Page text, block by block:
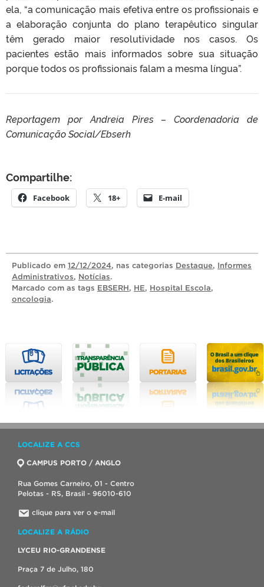
ela, “a comunicação mais efetiva entre os profissionais e
a elaboração conjunta do plano terapêutico singular
têm gerado maior resolutividade nos casos. Os
pacientes estão mais informados sobre sua situação
porque todos os profissionais falam a mesma língua”.
Reportagem porAndreia Pires –Coordenadoria de
Comunicação Social/Ebserh
Compartilhe:
Facebook 18+ E-mail
Publicado em 12/12/2024, nas categorias Destaque, Informes
Administrativos, Notícias.
Marcado com as tags EBSERH, HE, Hospital Escola,
oncologia.
LOCALIZE A CCS
CAMPUS PORTO / ANGLO
Rua Gomes Carneiro, 01 - Centro
Pelotas - RS, Brasil - 96010-610
clique para ver o e-mail
LOCALIZE A RÁDIO
LYCEU RIO-GRANDENSE
Praça 7 de Julho, 180